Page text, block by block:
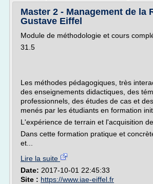
Master 2 - Management de la
Gustave Eiffel
Module de méthodologie et cours
31.5
Les méthodes pédagogiques, très
des enseignements didactiques, des
professionnels, des études de cas et
menés par les étudiants en formation
L'expérience de terrain et l'acquisition
Dans cette formation pratique et
et...
Lire la suite
Date: 2017-10-01 22:45:33
Site : https://www.iae-eiffel.fr